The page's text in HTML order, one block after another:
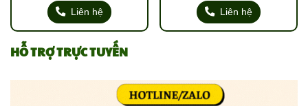
Liên hệ Liên hệ
HỖ TRỢ TRỰC TUYẾN